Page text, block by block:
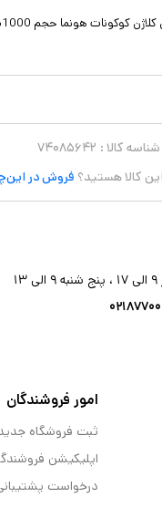
کوکونات هونما حجم 1000میل
شناسه کالا : ۷۴۰۸۵۶۴۲
کالا هستید؟ فروش در
امور فروشندگان
ثبت فروشگاه
اپلیکیشن
درخواست